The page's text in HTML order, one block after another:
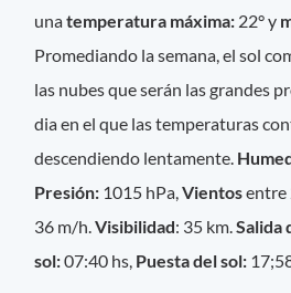
unatemperatura máxima: 22°y
Promediando la semana, el sol
las nubes que serán las grandes
dia en el que las temperaturas
descendiendo lentamente.
Presión: 1015 hPa,Vientosentre
36 m/h.Visibilidad: 35 km.Salida
sol:07:40 hs, Puesta del sol: